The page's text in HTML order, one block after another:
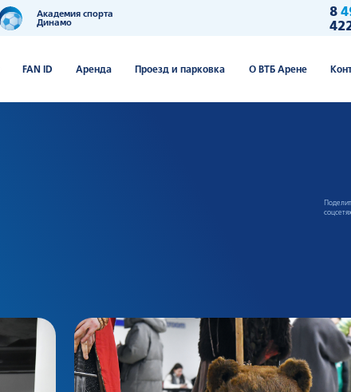
Академия спорта
Динамо
8
FAN ID Аренда Проезд и парковка О ВТБ Арене
соцсетях